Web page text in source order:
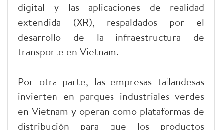
digital y las aplicaciones de realidad
extendida (XR), respaldados por el
desarrollo de la infraestructura de
transporte en Vietnam.
Por otra parte, las empresas tailandesas
invierten en parques industriales verdes
en Vietnam y operan como plataformas de
distribución para que los productos